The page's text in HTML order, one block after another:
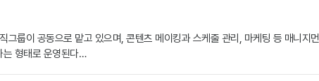
그룹이 공동으로 맡고 있으며, 콘텐츠 메이킹과 스케줄 관리, 마케팅 등 매니
는 형태로 운영된다…